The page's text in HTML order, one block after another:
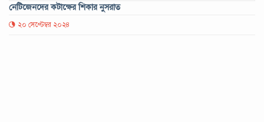
নেটিজেনদের কটাক্ষের শিকার নুসরাত
২০ সেপ্টেম্বর ২০২৪